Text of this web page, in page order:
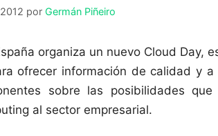
por Germán Piñeiro
organiza un nuevo Cloud Day,
ofrecer información de calidad y a
sobre las posibilidades
al sector empresarial.